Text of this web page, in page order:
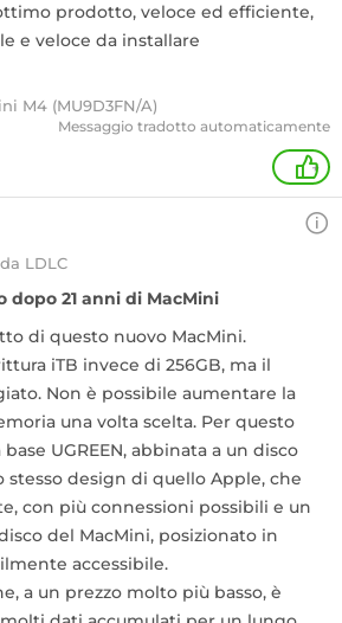
prodotto, veloce ed efficiente,
e veloce da installare
M4 (MU9D3FN/A)
Messaggio tradotto automaticamente
+
LDLC
dopo 21 anni di MacMini
di questo nuovo MacMini.
iTB invece di 256GB, ma il
Non è possibile aumentare la
una volta scelta. Per questo
UGREEN, abbinata a un disco
stesso design di quello Apple, che
con più connessioni possibili e un
del MacMini, posizionato in
accessibile.
a un prezzo molto più basso, è